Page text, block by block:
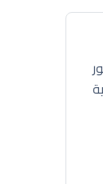
2024، بحضور